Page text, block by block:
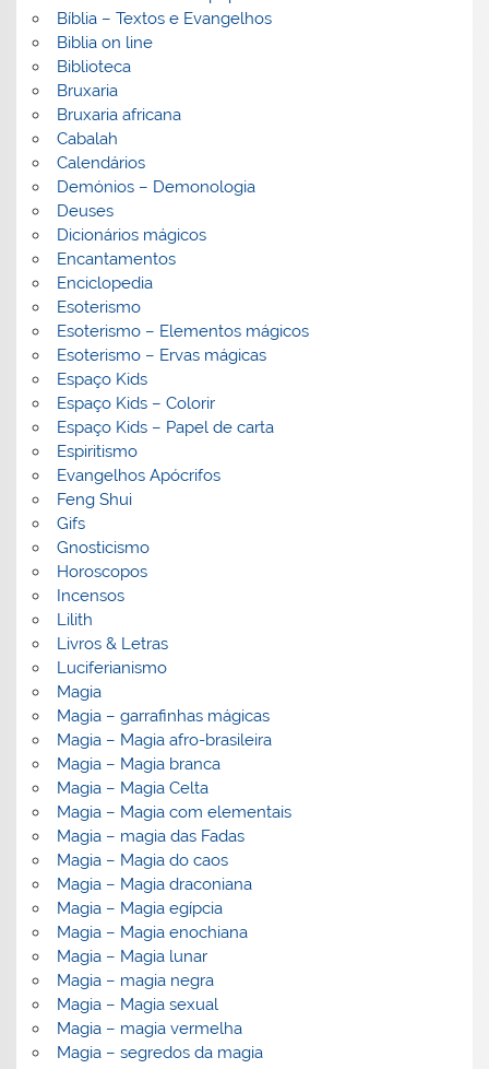
Bíblia – Textos e Evangelhos
Biblia on line
Biblioteca
Bruxaria
Bruxaria africana
Cabalah
Calendários
Demónios – Demonologia
Deuses
Dicionários mágicos
Encantamentos
Enciclopedia
Esoterismo
Esoterismo – Elementos mágicos
Esoterismo – Ervas mágicas
Espaço Kids
Espaço Kids – Colorir
Espaço Kids – Papel de carta
Espiritismo
Evangelhos Apócrifos
Feng Shui
Gifs
Gnosticismo
Horoscopos
Incensos
Lilith
Livros & Letras
Luciferianismo
Magia
Magia – garrafinhas mágicas
Magia – Magia afro-brasileira
Magia – Magia branca
Magia – Magia Celta
Magia – Magia com elementais
Magia – magia das Fadas
Magia – Magia do caos
Magia – Magia draconiana
Magia – Magia egípcia
Magia – Magia enochiana
Magia – Magia lunar
Magia – magia negra
Magia – Magia sexual
Magia – magia vermelha
Magia – segredos da magia